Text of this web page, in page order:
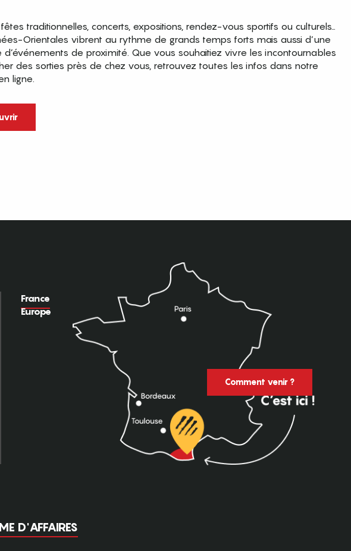
fêtes traditionnelles, concerts, expositions, rendez-vous sportifs ou culturels…
Orientales vibrent au rythme de grands temps forts mais aussi d’une
d’événements de proximité. Que vous souhaitiez vivre les incontournables
des sorties près de chez vous, retrouvez toutes les infos dans notre
ligne.
France
Europe
Comment venir ?
D'AFFAIRES